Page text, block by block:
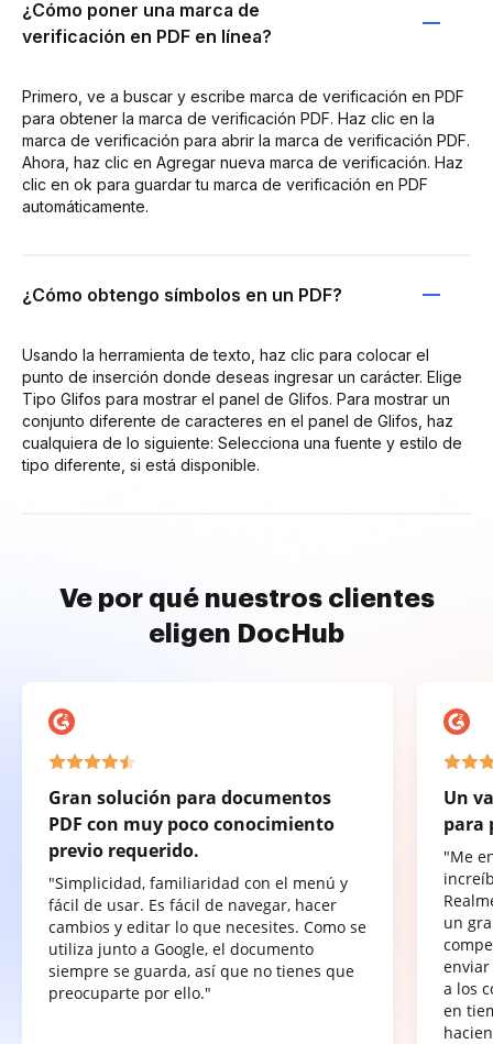
¿Cómo poner una marca de
verificación en PDF en línea?
Primero, ve a buscar y escribe marca de verificación en PDF
para obtener la marca de verificación PDF. Haz clic en la
marca de verificación para abrir la marca de verificación PDF.
Ahora, haz clic en Agregar nueva marca de verificación. Haz
clic en ok para guardar tu marca de verificación en PDF
automáticamente.
¿Cómo obtengo símbolos en un PDF?
Usando la herramienta de texto, haz clic para colocar el
punto de inserción donde deseas ingresar un carácter. Elige
Tipo Glifos para mostrar el panel de Glifos. Para mostrar un
conjunto diferente de caracteres en el panel de Glifos, haz
cualquiera de lo siguiente: Selecciona una fuente y estilo de
tipo diferente, si está disponible.
Ve por qué nuestros clientes
eligen DocHub
Gran solución para documentos
PDF con muy poco conocimiento
previo requerido.
"Simplicidad, familiaridad con el menú y
fácil de usar. Es fácil de navegar, hacer
cambios y editar lo que necesites. Como se
utiliza junto a Google, el documento
siempre se guarda, así que no tienes que
preocuparte por ello."
Un
para
"Me
un
a los
en